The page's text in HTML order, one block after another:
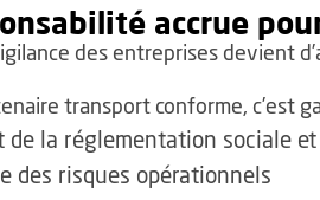
accrue
des entreprises devient
transport conforme, c’est
de la réglementation sociale
des risques opérationnels